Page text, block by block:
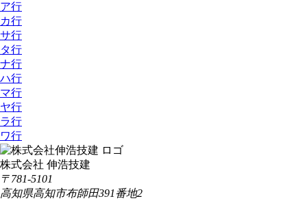
ア行
カ行
サ行
タ行
ナ行
ハ行
マ行
ヤ行
ラ行
ワ行
株式会社 伸浩技建
〒781-5101
高知県高知市布師田391番地2